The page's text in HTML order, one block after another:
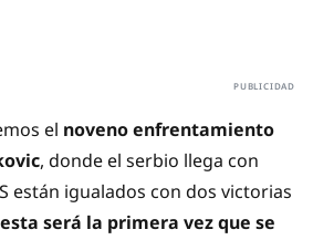
el noveno enfrentamiento
, donde el serbio llega con
están igualados con dos victorias
será la primera vez que se